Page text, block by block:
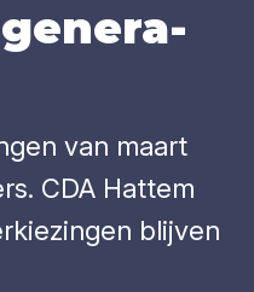
gene­ra­
van maart
CDA Hattem
blijven